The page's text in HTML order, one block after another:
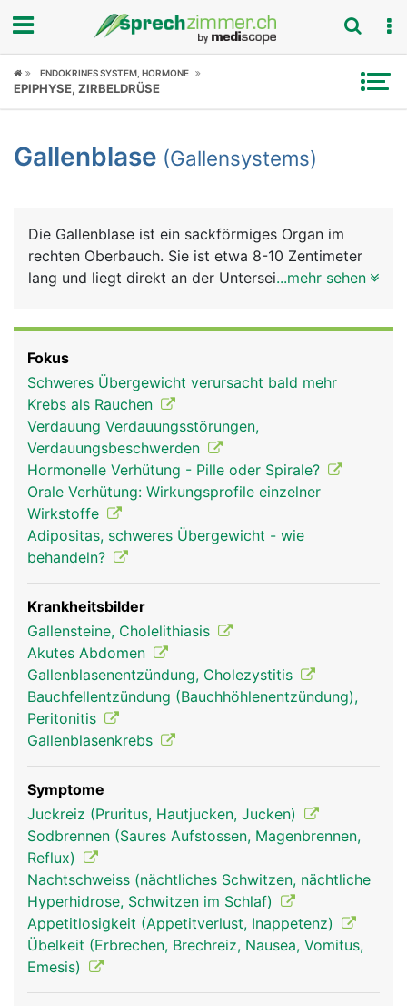
Fokus
Symptome
News
Rubriken
ENDOKRINES SYSTEM, HORMONE
EPIPHYSE, ZIRBELDRÜSE
Gallenblase (Gallensystems)
Die Gallenblase ist ein sackförmiges Organ im
rechten Oberbauch. Sie ist etwa 8-10 Zentimeter
lang und liegt direkt an der Unterseite der Leber.
Gallenkanälchen in der Leber sammeln die Galle
und führen sie über den Hauptgallengang dem
Dünndarm zu. Ein Teil davon zweigt in die
Gallenblase ab und wird dort im eingedickten
Zustand zwischengespeichert. Sobald Nahrung
aus dem Magen in den Dünndarm übertritt, zieht
sich die Gallenblase zusammen und gibt die Galle
frei. Da die Galle auch direkt von der Leber in den
Dünndarm fliessen kann, ist die Gallenblase kein
lebensnotwendiges Organ und kann, falls
notwendig, entfernt werden.
...mehr sehen
Fokus
Schweres Übergewicht verursacht bald mehr
Krebs als Rauchen
Verdauung Verdauungsstörungen,
Verdauungsbeschwerden
Hormonelle Verhütung - Pille oder Spirale?
Orale Verhütung: Wirkungsprofile einzelner
Wirkstoffe
Adipositas, schweres Übergewicht - wie
behandeln?
Krankheitsbilder
Gallensteine, Cholelithiasis
Akutes Abdomen
Gallenblasenentzündung, Cholezystitis
Bauchfellentzündung (Bauchhöhlenentzündung),
Peritonitis
Gallenblasenkrebs
Symptome
Juckreiz (Pruritus, Hautjucken, Jucken)
Sodbrennen (Saures Aufstossen, Magenbrennen,
Reflux)
Nachtschweiss (nächtliches Schwitzen, nächtliche
Hyperhidrose, Schwitzen im Schlaf)
Appetitlosigkeit (Appetitverlust, Inappetenz)
Übelkeit (Erbrechen, Brechreiz, Nausea, Vomitus,
Emesis)